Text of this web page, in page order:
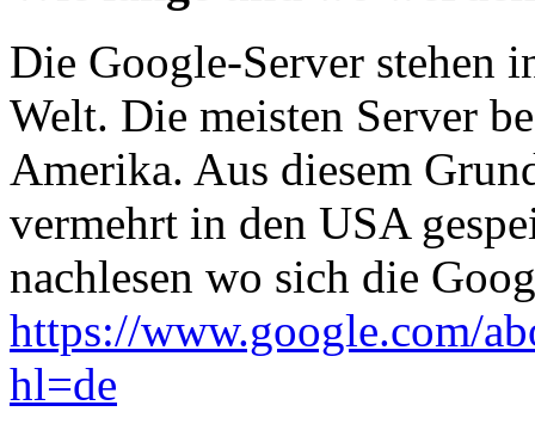
Die Google-Server stehen
Welt. Die meisten Server
Amerika. Aus diesem
vermehrt in den USA
nachlesen wo sich die
https://www.google.com/
hl=de